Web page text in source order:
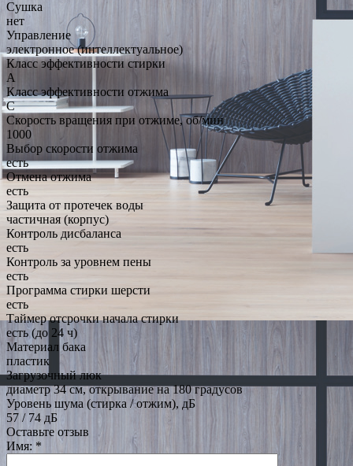
Сушка
нет
Управление
электронное (интеллектуальное)
Класс эффективности стирки
A
Класс эффективности отжима
C
Скорость вращения при отжиме, об/мин
1000
Выбор скорости отжима
есть
Отмена отжима
есть
Защита от протечек воды
частичная (корпус)
Контроль дисбаланса
есть
Контроль за уровнем пены
есть
Программа стирки шерсти
есть
Таймер отсрочки начала стирки
есть (до 24 ч)
Материал бака
пластик
Загрузочный люк
диаметр 34 см, открывание на 180 градусов
Уровень шума (стирка / отжим), дБ
57 / 74 дБ
Оставьте отзыв
Имя: *